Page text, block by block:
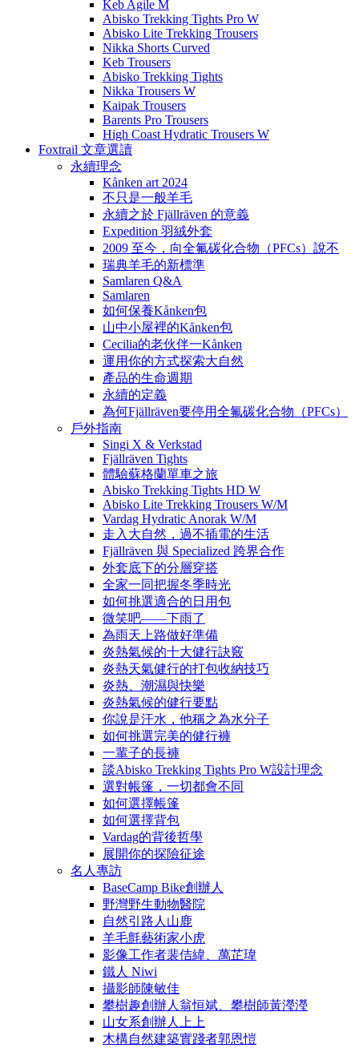
Keb Agile M
Abisko Trekking Tights Pro W
Abisko Lite Trekking Trousers
Nikka Shorts Curved
Keb Trousers
Abisko Trekking Tights
Nikka Trousers W
Kaipak Trousers
Barents Pro Trousers
High Coast Hydratic Trousers W
Foxtrail 文章選讀
永續理念
Kånken art 2024
不只是一般羊毛
永續之於 Fjällräven 的意義
Expedition 羽絨外套
2009 至今，向全氟碳化合物（PFCs）說不
瑞典羊毛的新標準
Samlaren Q&A
Samlaren
如何保養Kånken包
山中小屋裡的Kånken包
Cecilia的老伙伴一Kånken
運用你的方式探索大自然
產品的生命週期
永續的定義
為何Fjällräven要停用全氟碳化合物（PFCs）
戶外指南
Singi X & Verkstad
Fjällräven Tights
體驗蘇格蘭單車之旅
Abisko Trekking Tights HD W
Abisko Lite Trekking Trousers W/M
Vardag Hydratic Anorak W/M
走入大自然，過不插電的生活
Fjällräven 與 Specialized 跨界合作
外套底下的分層穿搭
全家一同把握冬季時光
如何挑選適合的日用包
微笑吧——下雨了
為雨天上路做好準備
炎熱氣候的十大健行訣竅
炎熱天氣健行的打包收納技巧
炎熱、潮濕與快樂
炎熱氣候的健行要點
你說是汗水，他稱之為水分子
如何挑選完美的健行褲
一輩子的長褲
談Abisko Trekking Tights Pro W設計理念
選對帳篷，一切都會不同
如何選擇帳篷
如何選擇背包
Vardag的背後哲學
展開你的探險征途
名人專訪
BaseCamp Bike創辦人
野灣野生動物醫院
自然引路人山鹿
羊毛氈藝術家小虎
影像工作者裴佶緯、萬芷瑋
鐵人 Niwi
攝影師陳敏佳
攀樹趣創辦人翁恒斌、攀樹師黃瀅瀅
山女系創辦人上上
木構自然建築實踐者郭恩愷